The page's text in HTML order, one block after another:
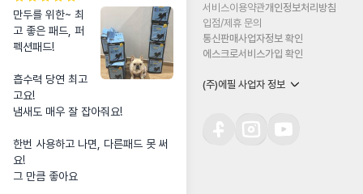
만두를 위한~ 최
고 좋은 패드, 퍼
펙션패드!
흡수력 당연 최고
고요!
냄새도 매우 잘 잡아줘요!
한번 사용하고 나면, 다른패드 못 써
요!
그 만큼 좋아요
서비스이용약관개인정보처리방침
입점/제휴 문의
통신판매사업자정보 확인
에스크로서비스가입 확인
(주)에필 사업자 정보